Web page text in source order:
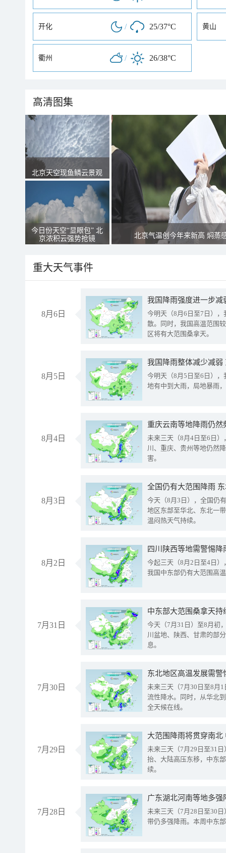
开化 / 25/37°C 黄山
衢州 / 26/38°C
高清图集
北京天空现鱼鳞云景观
今日份天空“显眼包” 北
京浓积云强势抢镜
北京气温创今年来新高 焖蒸
重大天气事件
8月6日
今明天（8月6日至7日）
散。同时，我国高温范围
区将有大范围桑拿天。
8月5日
我国降雨整体减少减弱
今明天（8月5日至6日）
地有中到大雨，局地暴雨
8月4日
重庆云南等地降雨仍然
未来三天（8月4日至6日
川、重庆、贵州等地仍然
害。
8月3日
全国仍有大范围降雨
今天（8月3日），全国仍
地区东部至华北、东北一
温闷热天气持续。
8月2日
今起三天（8月2日至4日
我国中东部仍有大范围高
7月31日
中东部大范围桑拿天
今天（7月31日）至8月初
川盆地、陕西、甘肃的部
息。
7月30日
东北地区高温发展需
未来三天（7月30日至8月
流性降水。同时，从华北
全天候在线。
7月29日
大范围降雨将贯穿南
未来三天（7月29日至31
抬、大陆高压东移，中东
续。
7月28日
广东湖北河南等地多
未来三天（7月28日至30
带仍多强降雨。本周中东